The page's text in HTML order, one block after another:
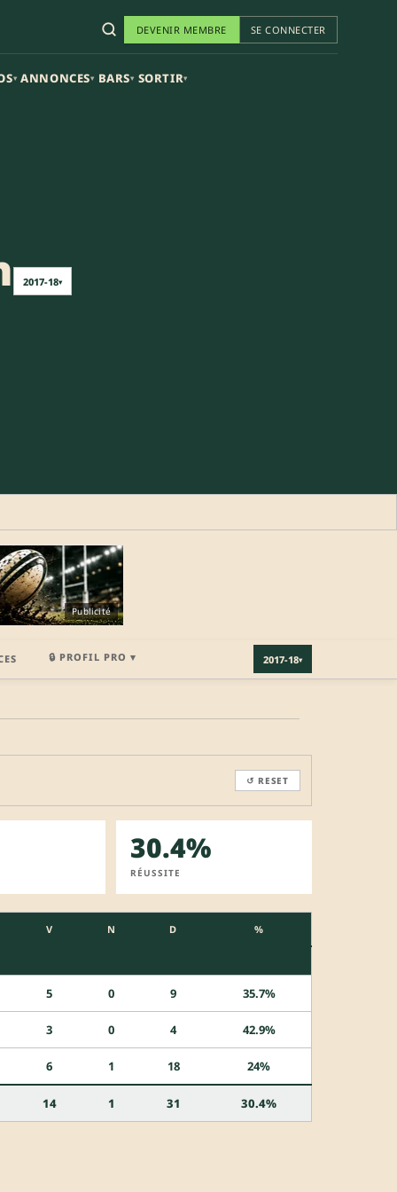
DEVENIR MEMBRE SE CONNECTER
▾ ANNONCES▾ BARS▾ SORTIR▾
2017-18▾
Publicité
🔒 PROFIL PRO ▾ 2017-18▾
↺ RESET
30.4%
RÉUSSITE
V N D %
5 0 9 35.7%
3 0 4 42.9%
6 1 18 24%
14 1 31 30.4%